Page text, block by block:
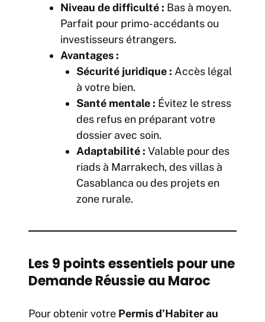
Niveau de difficulté : Bas à moyen.
Parfait pour primo-accédants ou
investisseurs étrangers.
Avantages :
Sécurité juridique : Accès légal
à votre bien.
Santé mentale : Évitez le stress
des refus en préparant votre
dossier avec soin.
Adaptabilité : Valable pour des
riads à Marrakech, des villas à
Casablanca ou des projets en
zone rurale.
Les 9 points essentiels pour une
Demande Réussie au Maroc
Pour obtenir votre Permis d’Habiter au